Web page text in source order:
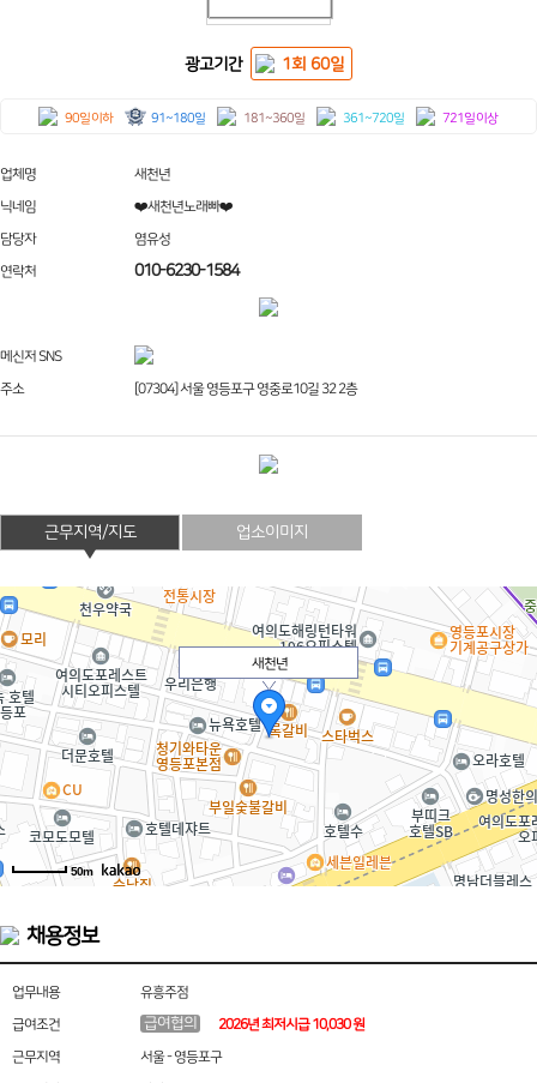
광고기간 1회 60일
90일 이하 91~180일 181~360일 361~720일 721일 이상
업체명
새천년
닉네임
❤️새천년노래빠❤️
담당자
염유성
연락처
010-6230-1584
메신저 SNS
주소
[07304] 서울 영등포구 영중로10길 32 2층
근무지역/지도 업소이미지
새천년
50m
채용정보
업무내용
유흥주점
급여조건
급여협의
2026년 최저시급 10,030 원
근무지역
서울 - 영등포구